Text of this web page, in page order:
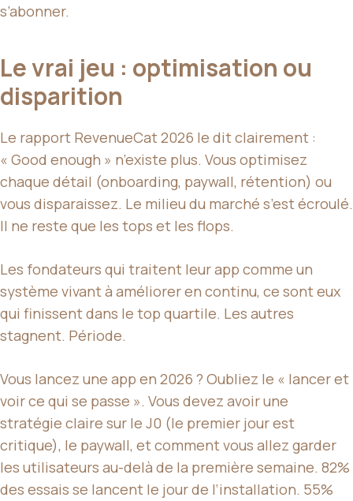
s’abonner.
Le vrai jeu : optimisation ou
disparition
Le rapport RevenueCat 2026 le dit clairement :
« Good enough » n’existe plus. Vous optimisez
chaque détail (onboarding, paywall, rétention) ou
vous disparaissez. Le milieu du marché s’est écroulé.
Il ne reste que les tops et les flops.
Les fondateurs qui traitent leur app comme un
système vivant à améliorer en continu, ce sont eux
qui finissent dans le top quartile. Les autres
stagnent. Période.
Vous lancez une app en 2026 ? Oubliez le « lancer et
voir ce qui se passe ». Vous devez avoir une
stratégie claire sur le J0 (le premier jour est
critique), le paywall, et comment vous allez garder
les utilisateurs au-delà de la première semaine. 82%
des essais se lancent le jour de l’installation. 55%